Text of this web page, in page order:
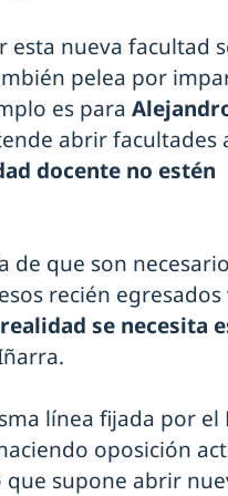
nueva facultad
pelea por
es para
abrir facultades
docente no estén
de que son
recién egresados
se necesita
línea fijada por el
oposición
supone abrir